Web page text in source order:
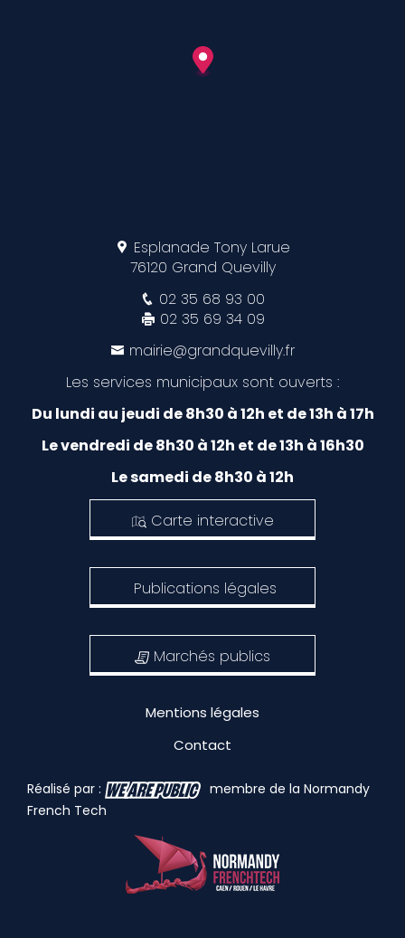
Esplanade Tony Larue
76120 Grand Quevilly
02 35 68 93 00
02 35 69 34 09
mairie@grandquevilly.fr
Les services municipaux sont ouverts :
Du lundi au jeudi de 8h30 à 12h et de 13h à 17h
Le vendredi de 8h30 à 12h et de 13h à 16h30
Le samedi de 8h30 à 12h
Carte interactive
Publications légales
Marchés publics
Mentions légales
Contact
Réalisé par :
membre de la Normandy
French Tech